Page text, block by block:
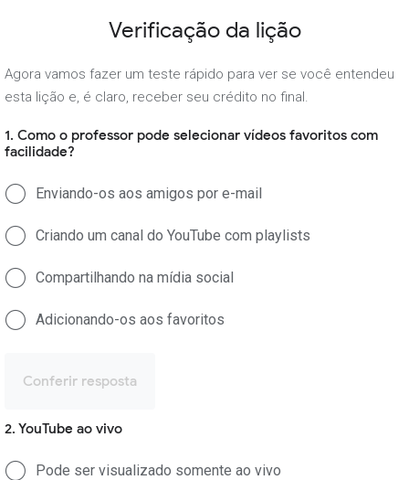
Verificação da lição
Agora vamos fazer um teste rápido para ver se você entendeu
esta lição e, é claro, receber seu crédito no final.
1. Como o professor pode selecionar vídeos favoritos com
facilidade?
Enviando-os aos amigos por e-mail
Criando um canal do YouTube com playlists
Compartilhando na mídia social
Adicionando-os aos favoritos
Conferir resposta
2. YouTube ao vivo
Pode ser visualizado somente ao vivo